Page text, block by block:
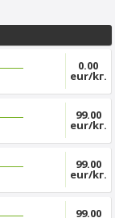
0.00
eur/kг.
99.00
eur/kг.
99.00
eur/kг.
99.00